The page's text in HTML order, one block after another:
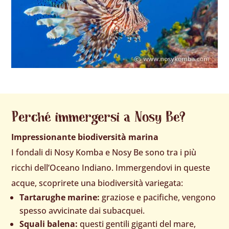
Perché immergersi a Nosy Be?
Impressionante biodiversità marina
I fondali di Nosy Komba e Nosy Be sono tra i più
ricchi dell’Oceano Indiano. Immergendovi in queste
acque, scoprirete una biodiversità variegata:
Tartarughe marine: graziose e pacifiche, vengono
spesso avvicinate dai subacquei.
Squali balena: questi gentili giganti del mare,